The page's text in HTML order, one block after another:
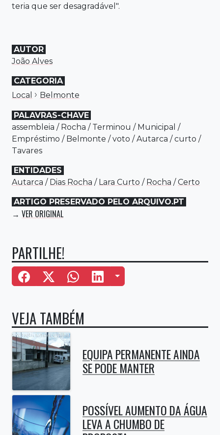
teria que ser desagradável".
AUTOR
João Alves
CATEGORIA
Local › Belmonte
PALAVRAS-CHAVE
assembleia / Rocha / Terminou / Municipal /
Empréstimo / Belmonte /voto /Autarca /curto /
Tavares
ENTIDADES
Autarca / Dias Rocha / Lara Curto / Rocha /Certo
ARTIGO PRESERVADO PELO ARQUIVO.PT
→ VER ORIGINAL
PARTILHE!
Mais Opções
VEJA TAMBÉM
EQUIPA PERMANENTE AINDA
SE PODE MANTER
POSSÍVEL AUMENTO DA ÁGUA
LEVA A CHUMBO DE